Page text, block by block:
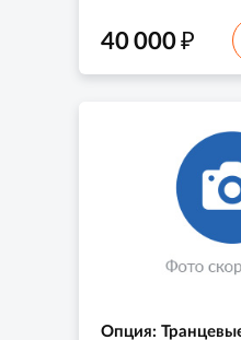
40 000₽
Опция: